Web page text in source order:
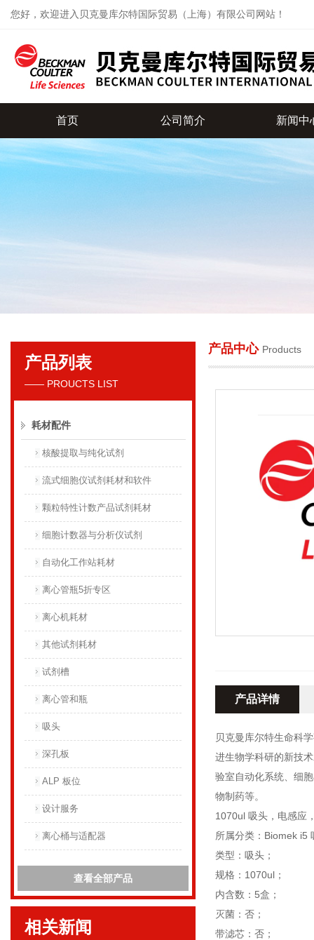
您好，欢迎进入贝克曼库尔特国际贸易（上海）有限公司网站！
贝克曼库尔特国际贸易（上海）有限公司
首页 公司简介 新闻中
产品列表
—— PROUCTS LIST
耗材配件
核酸提取与纯化试剂
流式细胞仪试剂耗材和软件
颗粒特性计数产品试剂耗材
细胞计数器与分析仪试剂
自动化工作站耗材
离心管瓶5折专区
离心机耗材
其他试剂耗材
试剂槽
离心管和瓶
吸头
深孔板
ALP 板位
设计服务
离心桶与适配器
查看全部产品
相关新闻
产品中心 Products
产品详情
贝克曼库尔特生命科
进生物学科研的新技
验室自动化系统、细
物制药等。
1070ul 吸头，电感应
所属分类：Biomek i5
类型：吸头；
规格：1070ul；
内含数：5盒；
灭菌：否；
带滤芯：否；